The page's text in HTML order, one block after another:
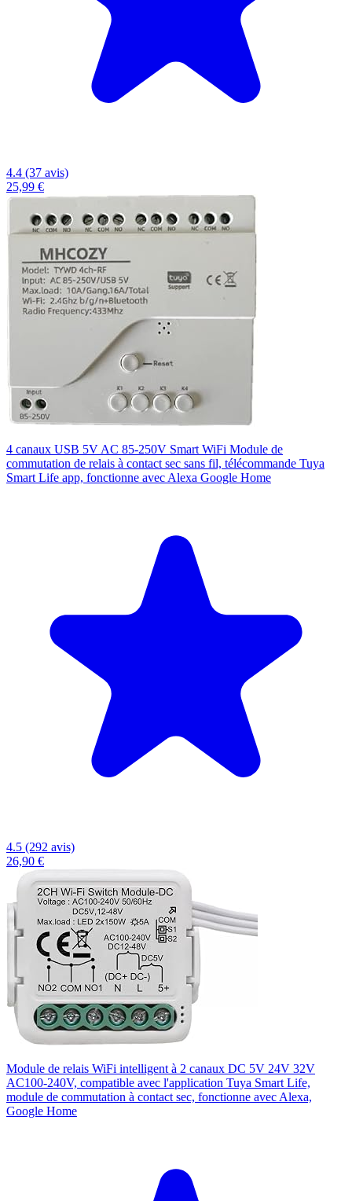
4.4 (37 avis)
25,99 €
4 canaux USB 5V AC 85-250V Smart WiFi Module de
commutation de relais à contact sec sans fil, télécommande Tuya
Smart Life app, fonctionne avec Alexa Google Home
4.5 (292 avis)
26,90 €
Module de relais WiFi intelligent à 2 canaux DC 5V 24V 32V
AC100-240V, compatible avec l'application Tuya Smart Life,
module de commutation à contact sec, fonctionne avec Alexa,
Google Home